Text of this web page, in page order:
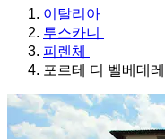
이탈리아
투스카니
피렌체
포르테 디 벨베데레